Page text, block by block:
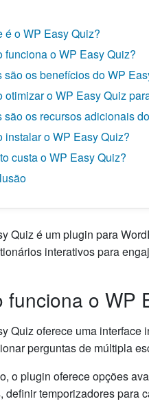
é o WP Easy Quiz?
funciona o WP Easy Quiz?
são os benefícios do WP
otimizar o WP Easy Quiz
são os recursos adicionais
instalar o WP Easy Quiz?
custa o WP Easy Quiz?
Quiz é um plugin para
interativos para
funciona o WP
Quiz oferece uma
perguntas de múltipla
o plugin oferece opções
definir temporizadores para